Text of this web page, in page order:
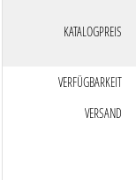
KATALOGPREIS
VERFÜGBARKEIT
VERSAND